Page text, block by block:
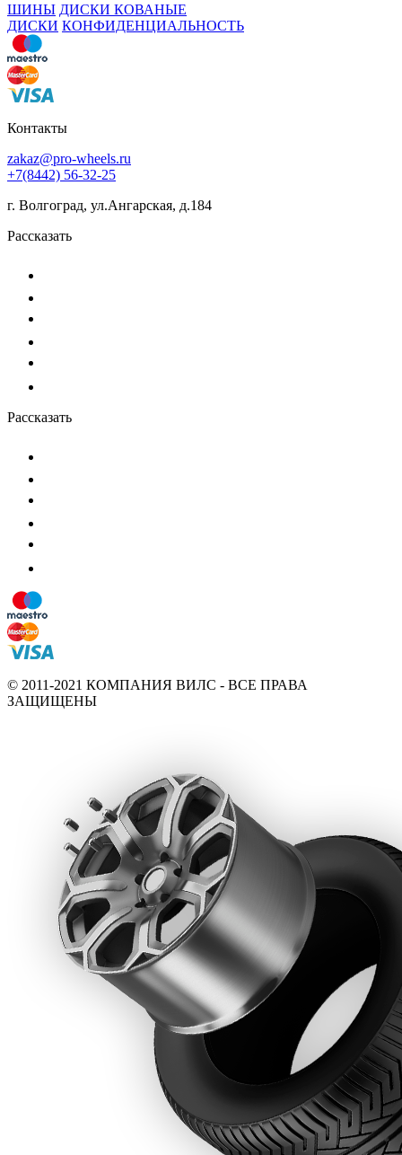
ШИНЫ ДИСКИ КОВАНЫЕ
ДИСКИ КОНФИДЕНЦИАЛЬНОСТЬ
Контакты
zakaz@pro-wheels.ru
+7(8442) 56-32-25
г. Волгоград, ул.Ангарская, д.184
Рассказать
Рассказать
© 2011-2021 КОМПАНИЯ ВИЛС - ВСЕ ПРАВА
ЗАЩИЩЕНЫ